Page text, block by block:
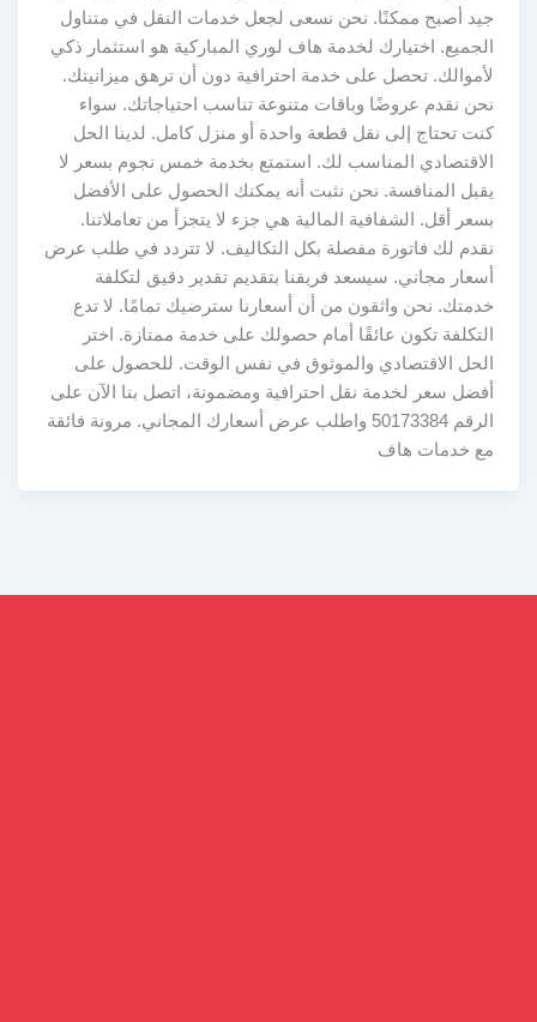
جيد أصبح ممكنًا. نحن نسعى لجعل خدمات النقل في متناول
الجميع. اختيارك لخدمة هاف لوري المباركية هو استثمار ذكي
لأموالك. تحصل على خدمة احترافية دون أن ترهق ميزانيتك.
نحن نقدم عروضًا وباقات متنوعة تناسب احتياجاتك. سواء
كنت تحتاج إلى نقل قطعة واحدة أو منزل كامل. لدينا الحل
الاقتصادي المناسب لك. استمتع بخدمة خمس نجوم بسعر لا
يقبل المنافسة. نحن نثبت أنه يمكنك الحصول على الأفضل
بسعر أقل. الشفافية المالية هي جزء لا يتجزأ من تعاملاتنا.
نقدم لك فاتورة مفصلة بكل التكاليف. لا تتردد في طلب عرض
أسعار مجاني. سيسعد فريقنا بتقديم تقدير دقيق لتكلفة
خدمتك. نحن واثقون من أن أسعارنا سترضيك تمامًا. لا تدع
التكلفة تكون عائقًا أمام حصولك على خدمة ممتازة. اختر
الحل الاقتصادي والموثوق في نفس الوقت. للحصول على
أفضل سعر لخدمة نقل احترافية ومضمونة، اتصل بنا الآن على
الرقم 50173384 واطلب عرض أسعارك المجاني. مرونة فائقة
مع خدمات هاف